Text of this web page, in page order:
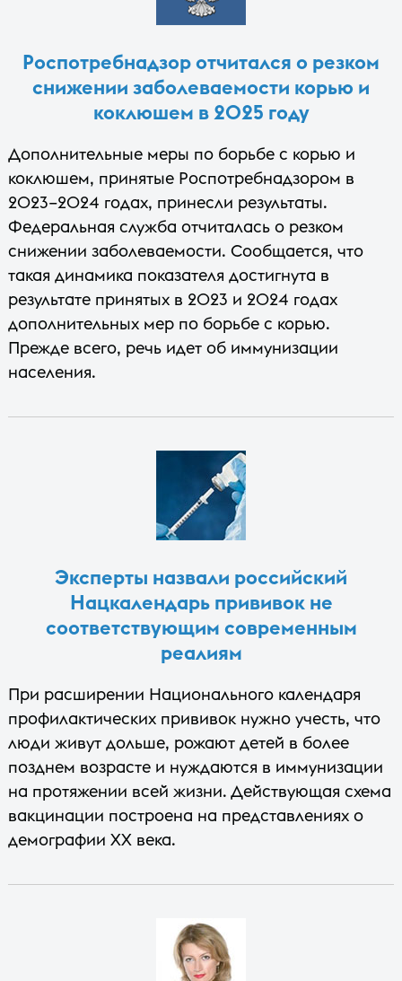
Роспотребнадзор отчитался о резком
снижении заболеваемости корью и
коклюшем в 2025 году
Дополнительные меры по борьбе с корью и
коклюшем, принятые Роспотребнадзором в
2023–2024 годах, принесли результаты.
Федеральная служба отчиталась о резком
снижении заболеваемости. Сообщается, что
такая динамика показателя достигнута в
результате принятых в 2023 и 2024 годах
дополнительных мер по борьбе с корью.
Прежде всего, речь идет об иммунизации
населения.
Эксперты назвали российский
Нацкалендарь прививок не
соответствующим современным
реалиям
При расширении Национального календаря
профилактических прививок нужно учесть, что
люди живут дольше, рожают детей в более
позднем возрасте и нуждаются в иммунизации
на протяжении всей жизни. Действующая схема
вакцинации построена на представлениях о
демографии XX века.